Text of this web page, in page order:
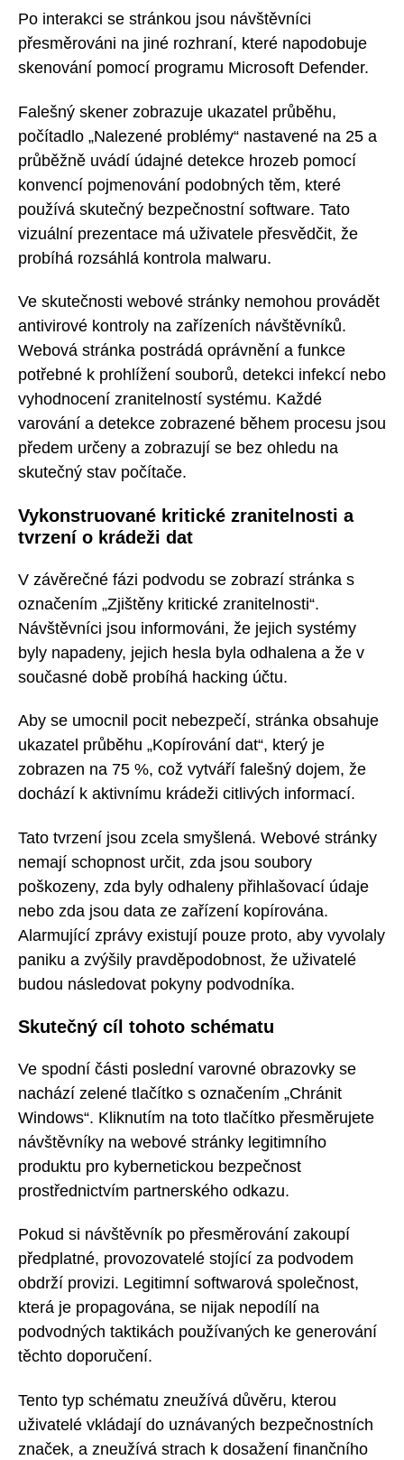
Po interakci se stránkou jsou návštěvníci
přesměrováni na jiné rozhraní, které napodobuje
skenování pomocí programu Microsoft Defender.
Falešný skener zobrazuje ukazatel průběhu,
počítadlo „Nalezené problémy“ nastavené na 25 a
průběžně uvádí údajné detekce hrozeb pomocí
konvencí pojmenování podobných těm, které
používá skutečný bezpečnostní software. Tato
vizuální prezentace má uživatele přesvědčit, že
probíhá rozsáhlá kontrola malwaru.
Ve skutečnosti webové stránky nemohou provádět
antivirové kontroly na zařízeních návštěvníků.
Webová stránka postrádá oprávnění a funkce
potřebné k prohlížení souborů, detekci infekcí nebo
vyhodnocení zranitelností systému. Každé
varování a detekce zobrazené během procesu jsou
předem určeny a zobrazují se bez ohledu na
skutečný stav počítače.
Vykonstruované kritické zranitelnosti a
tvrzení o krádeži dat
V závěrečné fázi podvodu se zobrazí stránka s
označením „Zjištěny kritické zranitelnosti“.
Návštěvníci jsou informováni, že jejich systémy
byly napadeny, jejich hesla byla odhalena a že v
současné době probíhá hacking účtu.
Aby se umocnil pocit nebezpečí, stránka obsahuje
ukazatel průběhu „Kopírování dat“, který je
zobrazen na 75 %, což vytváří falešný dojem, že
dochází k aktivnímu krádeži citlivých informací.
Tato tvrzení jsou zcela smyšlená. Webové stránky
nemají schopnost určit, zda jsou soubory
poškozeny, zda byly odhaleny přihlašovací údaje
nebo zda jsou data ze zařízení kopírována.
Alarmující zprávy existují pouze proto, aby vyvolaly
paniku a zvýšily pravděpodobnost, že uživatelé
budou následovat pokyny podvodníka.
Skutečný cíl tohoto schématu
Ve spodní části poslední varovné obrazovky se
nachází zelené tlačítko s označením „Chránit
Windows“. Kliknutím na toto tlačítko přesměrujete
návštěvníky na webové stránky legitimního
produktu pro kybernetickou bezpečnost
prostřednictvím partnerského odkazu.
Pokud si návštěvník po přesměrování zakoupí
předplatné, provozovatelé stojící za podvodem
obdrží provizi. Legitimní softwarová společnost,
která je propagována, se nijak nepodílí na
podvodných taktikách používaných ke generování
těchto doporučení.
Tento typ schématu zneužívá důvěru, kterou
uživatelé vkládají do uznávaných bezpečnostních
značek, a zneužívá strach k dosažení finančního